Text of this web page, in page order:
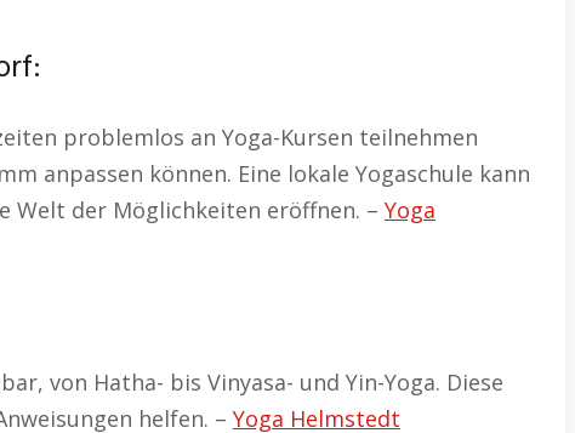
problemlos an Yoga-Kursen teilnehmen
anpassen können. Eine lokale Yogaschule kann
Welt der Möglichkeiten eröffnen. – Yoga
von Hatha- bis Vinyasa- und Yin-Yoga. Diese
helfen. – Yoga Helmstedt